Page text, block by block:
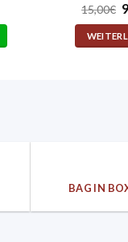
15,00€
BAG IN